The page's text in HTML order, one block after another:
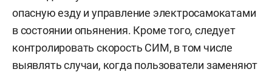
опасную езду и управление электросамокатами
в состоянии опьянения. Кроме того, следует
контролировать скорость СИМ, в том числе
выявлять случаи, когда пользователи заменяют